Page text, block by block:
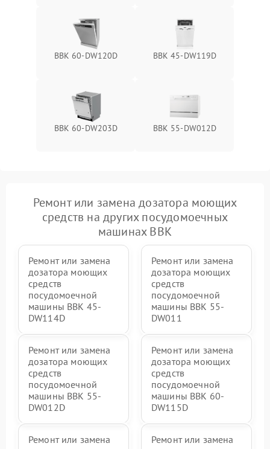
BBK 60-DW120D BBK 45-DW119D
BBK 60-DW203D BBK 55-DW012D
Ремонт или замена дозатора моющих
средств на других посудомоечных
машинах BBK
Ремонт или замена
дозатора моющих
средств
посудомоечной
машины BBK 45-
DW114D
Ремонт или замена
дозатора моющих
средств
посудомоечной
машины BBK 55-
DW011
Ремонт или замена
дозатора моющих
средств
посудомоечной
машины BBK 55-
DW012D
Ремонт или замена
дозатора моющих
средств
посудомоечной
машины BBK 60-
DW115D
Ремонт или замена
Ремонт или замена